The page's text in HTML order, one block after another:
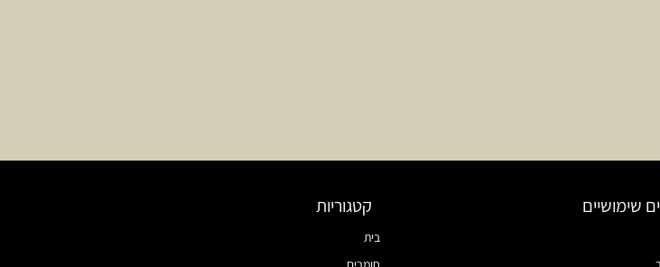
שימושיים קטגוריות
בית